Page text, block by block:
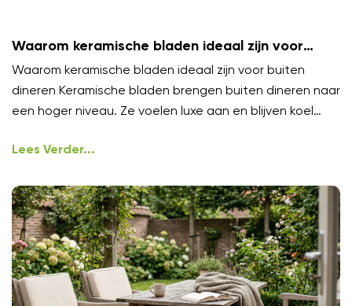
Waarom keramische bladen ideaal zijn voor
buiten dineren
Waarom keramische bladen ideaal zijn voor buiten
dineren Keramische bladen brengen buiten dineren naar
een hoger niveau. Ze voelen luxe aan en blijven koel
Lees Verder...